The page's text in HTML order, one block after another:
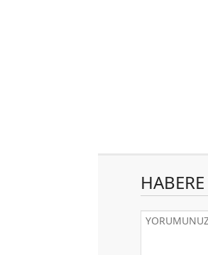
HABERE